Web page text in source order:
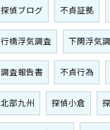
探偵ブログ 不貞証拠
行橋浮気調査 下関浮気
調査報告書 不貞行為
北部九州 探偵小倉